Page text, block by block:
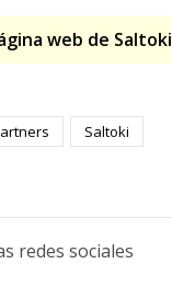
web de Saltoki
Saltoki
redes sociales